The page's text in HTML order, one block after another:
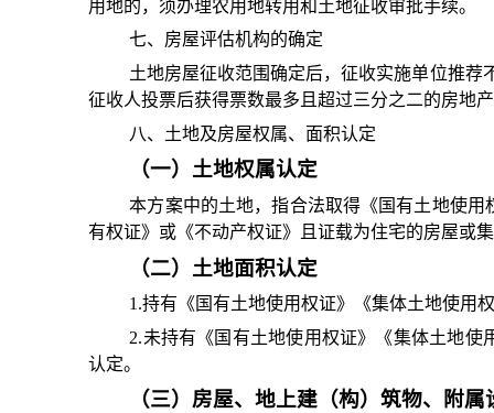
用地的，须办理农用地转用和土地征收审批手续。
七、房屋评估机构的确定
土地房屋征收范围确定后，征收实施单位推荐
征收人投票后获得票数最多且超过三分之二的房地
八、土地及房屋权属、面积认定
（一）土地权属认定
本方案中的土地，指合法取得《国有土地使
有权证》或《不动产权证》且证载为住宅的房屋或
（二）土地面积认定
1.持有《国有土地使用权证》《集体土地使用
2.未持有《国有土地使用权证》《集体土地
认定。
（三）房屋、地上建（构）筑物、附